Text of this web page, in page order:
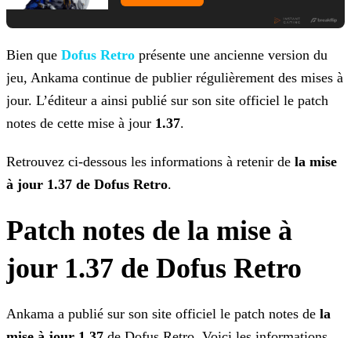
Bien que Dofus Retro présente une ancienne version du
jeu, Ankama continue de publier régulièrement des mises à
jour. L’éditeur a ainsi publié sur son site officiel le patch
notes de cette mise à jour 1.37.
Retrouvez ci-dessous les informations à retenir de la mise
à jour 1.37 de Dofus Retro.
Patch notes de la mise à
jour 1.37 de Dofus Retro
Ankama a publié sur son site officiel le patch notes de la